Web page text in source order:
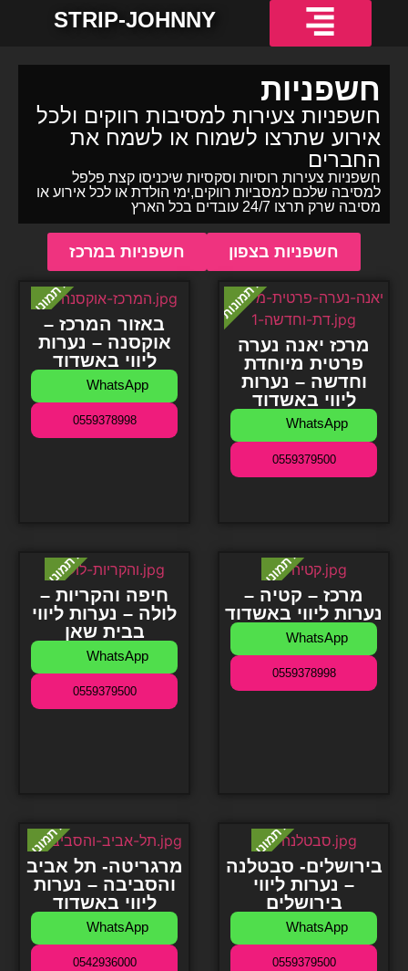
STRIP-JOHNNY
חשפניות
חשפניות צעירות למסיבות רווקים ולכל
אירוע שתרצו לשמוח או לשמח את
החברים
חשפניות צעירות רוסיות וסקסיות שיכניסו קצת פלפל
למסיבה שלכם למסביות רווקים,ימי הולדת או לכל אירוע או
מסיבה שרק תרצו 24/7 עובדים בכל הארץ
חשפניות במרכז חשפניות בצפון
באזור המרכז –
אוקסנה – נערות
ליווי באשדוד
WhatsApp
0559378998
מרכז יאנה נערה
פרטית מיוחדת
וחדשה – נערות
ליווי באשדוד
WhatsApp
0559379500
חיפה והקריות –
לולה – נערות ליווי
בבית שאן
WhatsApp
0559379500
מרכז – קטיה –
נערות ליווי באשדוד
WhatsApp
0559378998
מרגריטה- תל אביב
והסביבה – נערות
ליווי באשדוד
WhatsApp
0542936000
בירושלים- סבטלנה
– נערות ליווי
בירושלים
WhatsApp
0559379500